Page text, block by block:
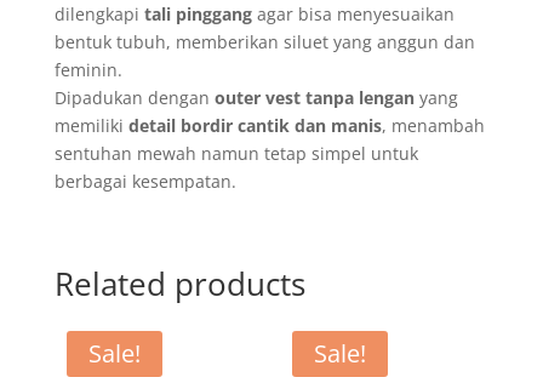
dilengkapi tali pinggangagar bisa menyesuaikan
bentuk tubuh, memberikan siluet yang anggun dan
feminin.
Dipadukan dengan outer vest tanpa lenganyang
memiliki detail bordir cantik dan manis, menambah
sentuhan mewah namun tetap simpel untuk
berbagai kesempatan.
Related products
Sale! Sale!